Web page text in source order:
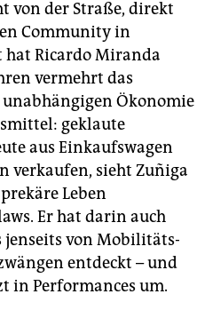
von der Straße, direkt
Community in
hat Ricardo Miranda
vermehrt das
Ökonomie
geklaute
aus Einkaufswagen
verkaufen, sieht Zuñiga
Leben
Er hat darin auch
von Mobilitäts-
entdeckt – und
in Performances um.